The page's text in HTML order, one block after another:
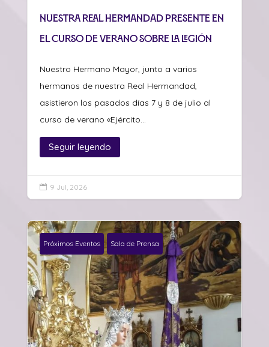
Nuestra Real Hermandad presente en
el curso de verano sobre La Legión
Nuestro Hermano Mayor, junto a varios
hermanos de nuestra Real Hermandad,
asistieron los pasados días 7 y 8 de julio al
curso de verano «Ejército...
Seguir leyendo
 9 Jul, 2026
Próximos Eventos Sala de Prensa